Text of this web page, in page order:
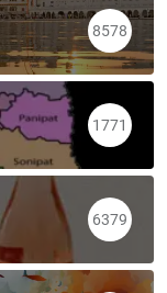
8578
1771
6379